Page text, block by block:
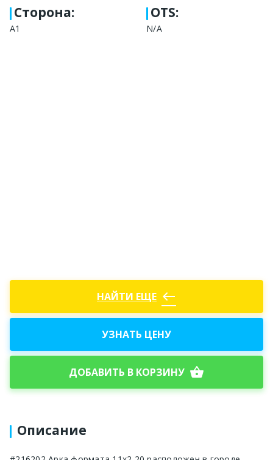
Сторона:
А1
OTS:
N/A
НАЙТИ ЕЩЕ west
УЗНАТЬ ЦЕНУ
ДОБАВИТЬ В КОРЗИНУ shopping_basket
Описание